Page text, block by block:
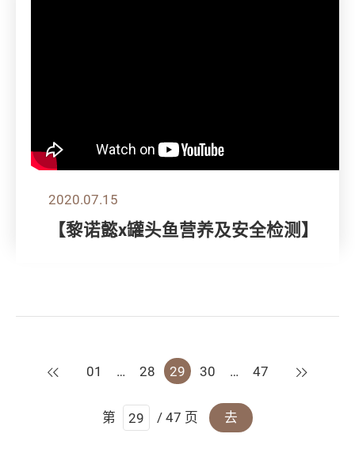
2020.07.15
【黎诺懿x罐头鱼营养及安全检测】
上一页
01 … 28 29 30 … 47 下一页
第 / 47 页 去